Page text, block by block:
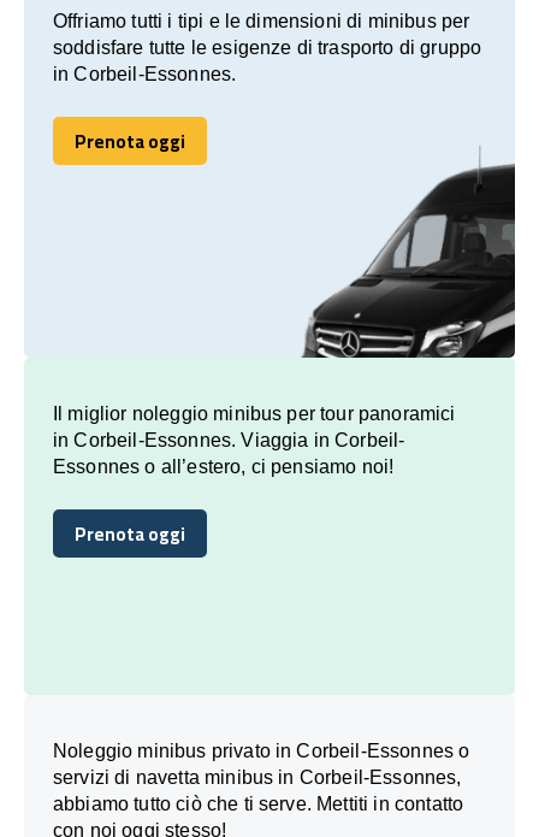
Offriamo tutti i tipi e le dimensioni di minibus per
soddisfare tutte le esigenze di trasporto di gruppo
in Corbeil-Essonnes.
Prenota oggi
Prenota oggi
Il miglior noleggio minibus per tour panoramici
in Corbeil-Essonnes. Viaggia in Corbeil-
Essonnes o all’estero, ci pensiamo noi!
Prenota oggi
Prenota oggi
Noleggio minibus privato in Corbeil-Essonnes o
servizi di navetta minibus in Corbeil-Essonnes,
abbiamo tutto ciò che ti serve. Mettiti in contatto
con noi oggi stesso!